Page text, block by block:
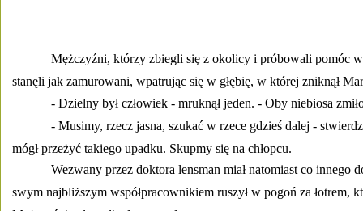
Mężczyźni, którzy zbiegli się z okolicy i próbowali pomóc
stanęli jak zamurowani, wpatrując się w głębię, w której zniknął
- Dzielny był człowiek - mruknął jeden. - Oby niebiosa
- Musimy, rzecz jasna, szukać w rzece gdzieś dalej -
mógł przeżyć takiego upadku. Skupmy się na chłopcu.
Wezwany przez doktora lensman miał natomiast co innego
swym najbliższym współpracownikiem ruszył w pogoń za łotrem,